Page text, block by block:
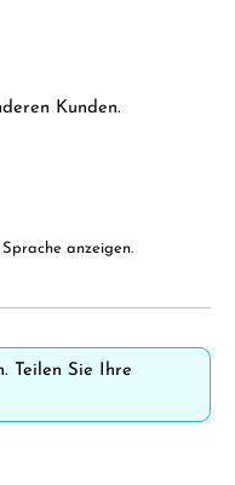
5 Sternen
Kunden.
anzeigen.
Teilen Sie Ihre